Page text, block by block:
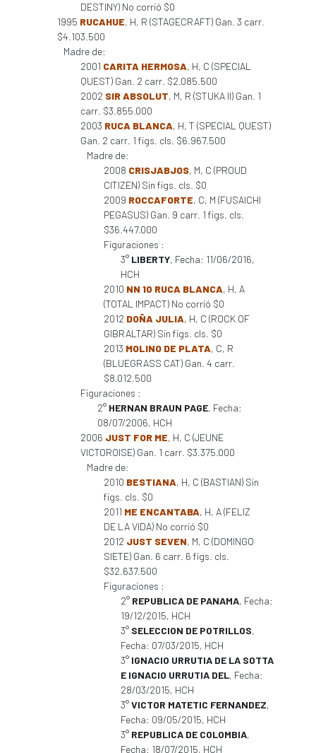
DESTINY) No corrió $0
1995 RUCAHUE, H, R (STAGECRAFT) Gan. 3 carr.
$4.103.500
Madre de:
2001 CARITA HERMOSA, H, C (SPECIAL
QUEST) Gan. 2 carr. $2.085.500
2002 SIR ABSOLUT, M, R (STUKA II) Gan. 1
carr. $3.855.000
2003 RUCA BLANCA, H, T (SPECIAL QUEST)
Gan. 2 carr. 1 figs. cls. $6.967.500
Madre de:
2008 CRISJABJOS, M, C (PROUD
CITIZEN) Sin figs. cls. $0
2009 ROCCAFORTE, C, M (FUSAICHI
PEGASUS) Gan. 9 carr. 1 figs. cls.
$36.447.000
Figuraciones :
3° LIBERTY, Fecha: 11/06/2016,
HCH
2010 NN 10 RUCA BLANCA, H, A
(TOTAL IMPACT) No corrió $0
2012 DOÑA JULIA, H, C (ROCK OF
GIBRALTAR) Sin figs. cls. $0
2013 MOLINO DE PLATA, C, R
(BLUEGRASS CAT) Gan. 4 carr.
$8.012.500
Figuraciones :
2° HERNAN BRAUN PAGE, Fecha:
08/07/2006, HCH
2006 JUST FOR ME, H, C (JEUNE
VICTOROISE) Gan. 1 carr. $3.375.000
Madre de:
2010 BESTIANA, H, C (BASTIAN) Sin
figs. cls. $0
2011 ME ENCANTABA, H, A (FELIZ
DE LA VIDA) No corrió $0
2012 JUST SEVEN, M, C (DOMINGO
SIETE) Gan. 6 carr. 6 figs. cls.
$32.637.500
Figuraciones :
2° REPUBLICA DE PANAMA, Fecha:
19/12/2015, HCH
3° SELECCION DE POTRILLOS,
Fecha: 07/03/2015, HCH
3° IGNACIO URRUTIA DE LA SOTTA
E IGNACIO URRUTIA DEL, Fecha:
28/03/2015, HCH
3°VICTOR MATETIC FERNANDEZ,
Fecha: 09/05/2015, HCH
3° REPUBLICA DE COLOMBIA,
Fecha: 18/07/2015, HCH